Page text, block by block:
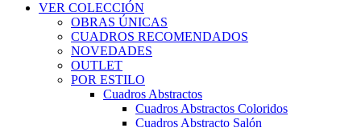
VER COLECCIÓN
OBRAS ÚNICAS
CUADROS RECOMENDADOS
NOVEDADES
OUTLET
POR ESTILO
Cuadros Abstractos
Cuadros Abstractos Coloridos
Cuadros Abstracto Salón